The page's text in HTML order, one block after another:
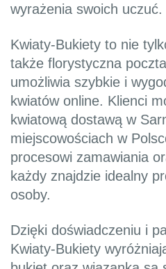
wyrażenia swoich uczuć.
Kwiaty-Bukiety to nie
także florystyczna
umożliwia szybkie i
kwiatów online. Klienci
kwiatową dostawą w
miejscowościach w
procesowi zamawiania
każdy znajdzie idealny
osoby.
Dzięki doświadczeniu i
Kwiaty-Bukiety